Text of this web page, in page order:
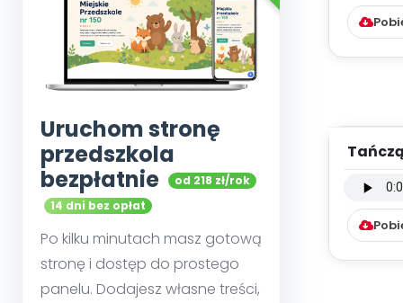
Uruchom stronę
przedszkola
bezpłatnie
od 218 zł/rok
14 dni bez opłat
Po kilku minutach masz gotową
stronę i dostęp do prostego
panelu. Dodajesz własne treści,